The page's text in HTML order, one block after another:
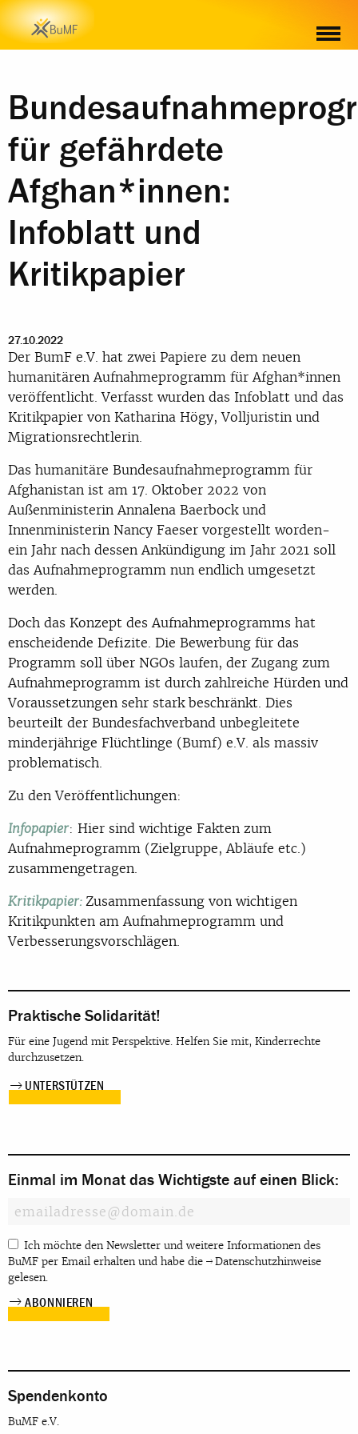
für gefährdete
Afghan*innen:
Infoblatt und
Kritikpapier
27.10.2022
Der BumF e.V. hat zwei Papiere zu dem neuen
humanitären Aufnahmeprogramm für Afghan*innen
veröffentlicht. Verfasst wurden das Infoblatt und das
Kritikpapier von Katharina Högy, Volljuristin und
Migrationsrechtlerin.
Das humanitäre Bundesaufnahmeprogramm für
Afghanistan ist am 17. Oktober 2022 von
Außenministerin Annalena Baerbock und
Innenministerin Nancy Faeser vorgestellt worden-
ein Jahr nach dessen Ankündigung im Jahr 2021 soll
das Aufnahmeprogramm nun endlich umgesetzt
werden.
Doch das Konzept des Aufnahmeprogramms hat
enscheidende Defizite. Die Bewerbung für das
Programm soll über NGOs laufen, der Zugang zum
Aufnahmeprogramm ist durch zahlreiche Hürden und
Voraussetzungen sehr stark beschränkt. Dies
beurteilt der Bundesfachverband unbegleitete
minderjährige Flüchtlinge (Bumf) e.V. als massiv
problematisch.
Zu den Veröffentlichungen:
Infopapier: Hier sind wichtige Fakten zum
Aufnahmeprogramm (Zielgruppe, Abläufe etc.)
zusammengetragen.
Kritikpapier:Zusammenfassung von wichtigen
Kritikpunkten am Aufnahmeprogramm und
Verbesserungsvorschlägen.
Praktische Solidarität!
Für eine Jugend mit Perspektive. Helfen Sie mit, Kinderrechte
durchzusetzen.
UNTERSTÜTZEN
Einmal im Monat das Wichtigste auf einen Blick:
Ich möchte den Newsletter und weitere Informationen des
BuMF per Email erhalten und habe die
Datenschutzhinweise
gelesen.
Spendenkonto
BuMF e.V.